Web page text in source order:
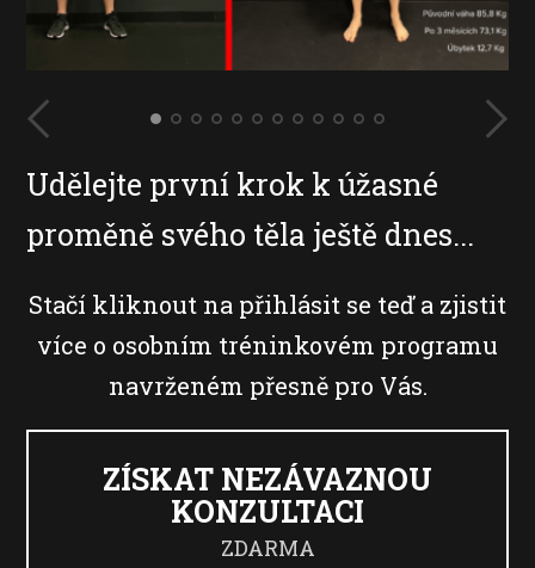
Udělejte první krok k úžasné
proměně svého těla ještě dnes...
Stačí kliknout na přihlásit se teď a zjistit
více o osobním tréninkovém programu
navrženém přesně pro Vás.
ZÍSKAT NEZÁVAZNOU
KONZULTACI
ZDARMA